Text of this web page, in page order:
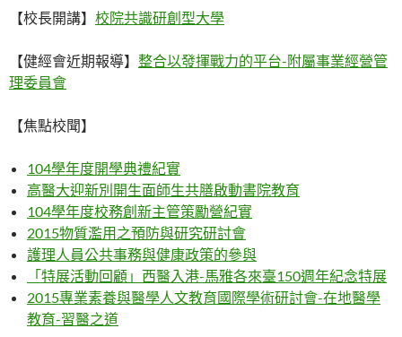
【校長開講】 校院共識研創型大學
【健經會近期報導】 整合以發揮戰力的平台-附屬事業經營管
理委員會
【焦點校聞】
104學年度開學典禮紀實
高醫大迎新別開生面師生共膳啟動書院教育
104學年度校務創新主管策勵營紀實
2015物質濫用之預防與研究研討會
護理人員公共事務與健康政策的參與
「特展活動回顧」西醫入港-馬雅各來臺150週年紀念特展
2015專業素養與醫學人文教育國際學術研討會-在地醫學
教育-習醫之道